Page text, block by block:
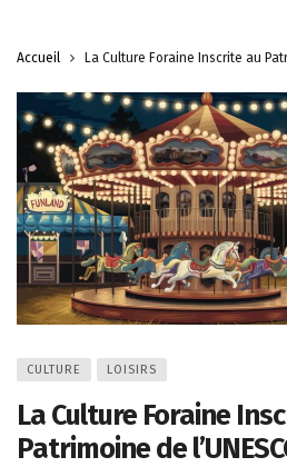
Accueil La Culture Foraine Inscrite au
CULTURE LOISIRS
La Culture Foraine
Patrimoine de